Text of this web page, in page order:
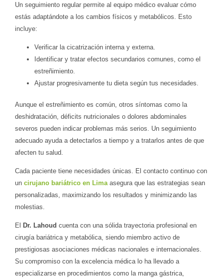
Un seguimiento regular permite al equipo médico evaluar cómo
estás adaptándote a los cambios físicos y metabólicos. Esto
incluye:
Verificar la cicatrización interna y externa.
Identificar y tratar efectos secundarios comunes, como el
estreñimiento.
Ajustar progresivamente tu dieta según tus necesidades.
Aunque el estreñimiento es común, otros síntomas como la
deshidratación, déficits nutricionales o dolores abdominales
severos pueden indicar problemas más serios. Un seguimiento
adecuado ayuda a detectarlos a tiempo y a tratarlos antes de que
afecten tu salud.
Cada paciente tiene necesidades únicas. El contacto continuo con
un cirujano bariátrico en Limaasegura que las estrategias sean
personalizadas, maximizando los resultados y minimizando las
molestias.
El Dr. Lahoud cuenta con una sólida trayectoria profesional en
cirugía bariátrica y metabólica, siendo miembro activo de
prestigiosas asociaciones médicas nacionales e internacionales.
Su compromiso con la excelencia médica lo ha llevado a
especializarse en procedimientos como la manga gástrica,